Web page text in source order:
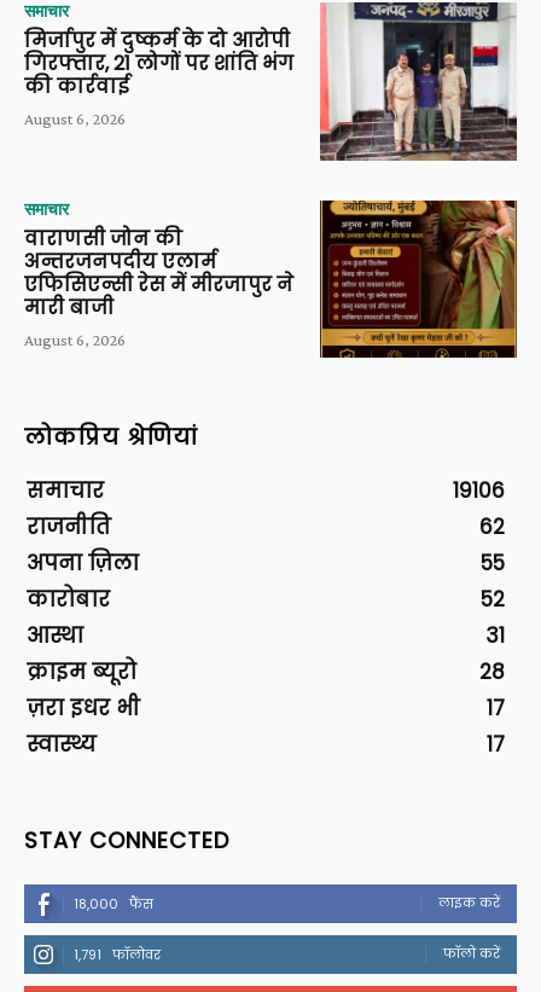
समाचार
मिर्जापुर में दुष्कर्म के दो आरोपी
गिरफ्तार, 21 लोगों पर शांति भंग
की कार्रवाई
August 6, 2026
समाचार
वाराणसी जोन की
अन्तरजनपदीय एलार्म
एफिसिएन्सी रेस में मीरजापुर ने
मारी बाजी
August 6, 2026
लोकप्रिय श्रेणियां
समाचार
19106
राजनीति
62
अपना ज़िला
55
कारोबार
52
आस्था
31
क्राइम ब्यूरो
28
ज़रा इधर भी
17
स्वास्थ्य
17
STAY CONNECTED
18,000 फैंस लाइक करें
1,791 फॉलोवर फॉलो करें